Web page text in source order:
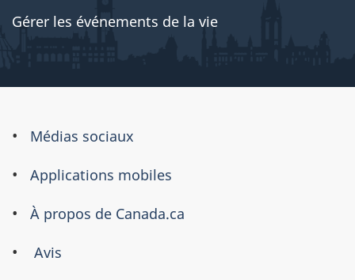
Gérer les événements de la vie
À
propos
ce
site
Médias sociaux
Applications mobiles
À propos de Canada.ca
Avis